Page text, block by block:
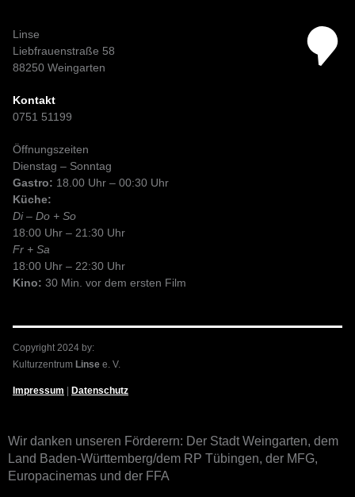
Linse
Liebfrauenstraße 58
88250 Weingarten
Kontakt
0751 51199
Öffnungszeiten
Dienstag – Sonntag
Gastro: 18.00 Uhr – 00:30 Uhr
Küche:
Di – Do + So
18:00 Uhr – 21:30 Uhr
Fr + Sa
18:00 Uhr – 22:30 Uhr
Kino: 30 Min. vor dem ersten Film
Copyright 2024 by:
Kulturzentrum Linse e. V.
Impressum Datenschutz
Wir danken unseren Förderern: Der Stadt Weingarten, dem
Land Baden-Württemberg/dem RP Tübingen, der MFG,
Europacinemas und der FFA